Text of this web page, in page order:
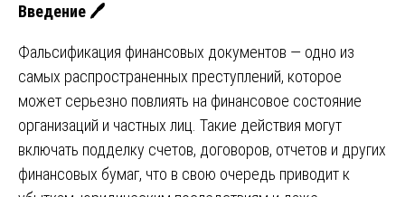
Введение 🖊
Фальсификация финансовых документов — одно из
самых распространенных преступлений, которое
может серьезно повлиять на финансовое состояние
организаций и частных лиц. Такие действия могут
включать подделку счетов, договоров, отчетов и других
финансовых бумаг, что в свою очередь приводит к